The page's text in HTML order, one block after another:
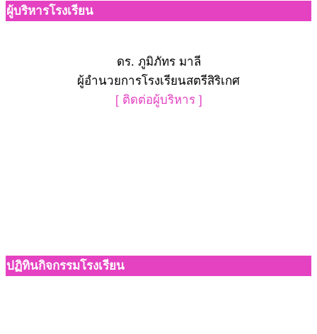
ผู้บริหารโรงเรียน
ดร. ภูมิภัทร มาลี
ผู้อำนวยการโรงเรียนสตรีสิริเกศ
[ ติดต่อผู้บริหาร ]
ปฏิทินกิจกรรมโรงเรียน